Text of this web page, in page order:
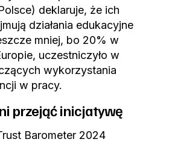
deklaruje, że ich
działania edukacyjne
mniej, bo 20% w
uczestniczyło w
wykorzystania
w pracy.
przejąć inicjatywę
Barometer 2024